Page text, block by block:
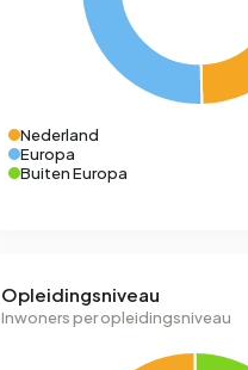
Nederland
Europa
Buiten Europa
Opleidingsniveau
Inwoners per opleidingsniveau